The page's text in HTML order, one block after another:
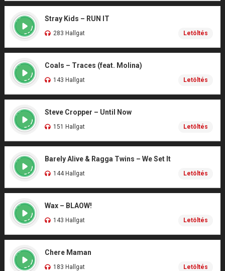
Stray Kids – RUN IT
283 Hallgat Letöltés
Coals – Traces (feat. Molina)
143 Hallgat Letöltés
Steve Cropper – Until Now
151 Hallgat Letöltés
Barely Alive & Ragga Twins – We Set It
144 Hallgat Letöltés
Wax – BLAOW!
143 Hallgat Letöltés
Chere Maman
183 Hallgat Letöltés